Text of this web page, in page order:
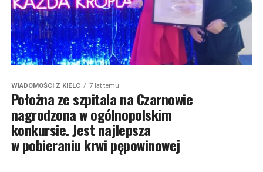
WIADOMOŚCI Z KIELC 7 lat temu
Położna ze szpitala na Czarnowie
nagrodzona w ogólnopolskim
konkursie. Jest najlepsza
w pobieraniu krwi pępowinowej